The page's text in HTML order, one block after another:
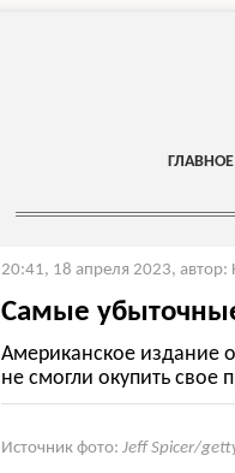
ГЛАВНОЕ
20:41, 18 апреля 2023, автор:
Самые
Американское издание
не смогли окупить свое
Источник фото: Jeff Spicer/